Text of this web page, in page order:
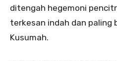
ditengah hegemoni
terkesan indah dan paling
Kusumah.